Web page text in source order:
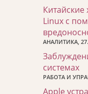
Linux с
АНАЛИТИКА,
системах
РАБОТА И
Apple